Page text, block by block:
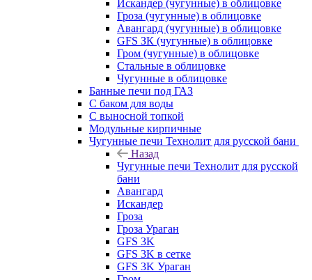
Искандер (чугунные) в облицовке
Гроза (чугунные) в облицовке
Авангард (чугунные) в облицовке
GFS ЗК (чугунные) в облицовке
Гром (чугунные) в облицовке
Стальные в облицовке
Чугунные в облицовке
Банные печи под ГАЗ
С баком для воды
С выносной топкой
Модульные кирпичные
Чугунные печи Технолит для русской бани
Назад
Чугунные печи Технолит для русской
бани
Авангард
Искандер
Гроза
Гроза Ураган
GFS 3K
GFS 3K в сетке
GFS 3K Ураган